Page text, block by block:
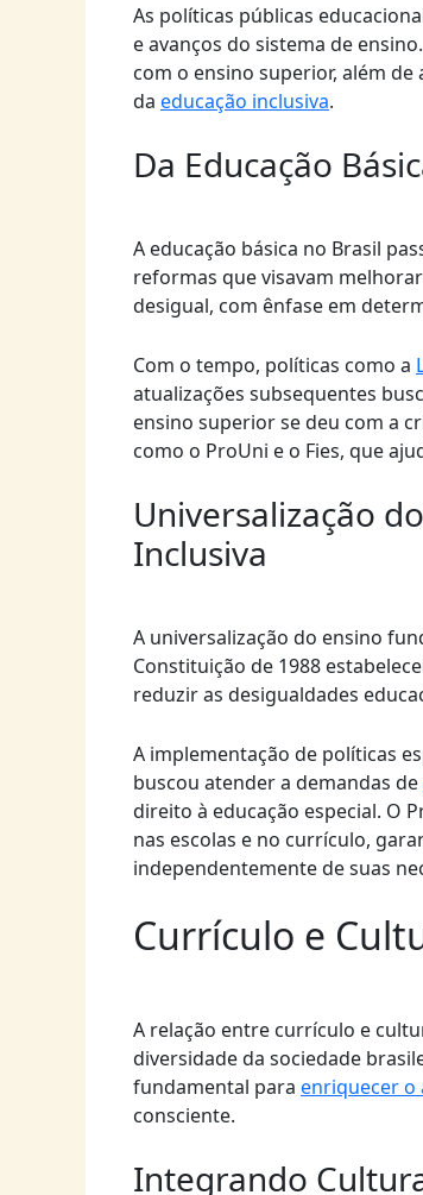
As políticas públicas
e avanços do sistema de
com o ensino superior, além
da educação inclusiva.
Da Educação
A educação básica no Brasil
reformas que visavam
desigual, com ênfase em
Com o tempo, políticas como a
atualizações subsequentes
ensino superior se deu com a
como o ProUni e o Fies, que
Universalização
Inclusiva
A universalização do ensino
Constituição de 1988
reduzir as desigualdades
A implementação de políticas
buscou atender a demandas de
direito à educação especial. O
nas escolas e no currículo,
independentemente de suas
Currículo e
A relação entre currículo e
diversidade da sociedade
fundamental para enriquecer o
consciente.
Integrando